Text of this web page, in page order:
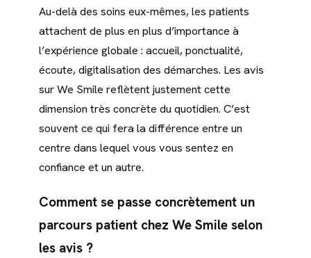
Au-delà des soins eux-mêmes, les patients
attachent de plus en plus d’importance à
l’expérience globale : accueil, ponctualité,
écoute, digitalisation des démarches. Les avis
sur We Smile reflètent justement cette
dimension très concrète du quotidien. C’est
souvent ce qui fera la différence entre un
centre dans lequel vous vous sentez en
confiance et un autre.
Comment se passe concrètement un
parcours patient chez We Smile selon
les avis ?